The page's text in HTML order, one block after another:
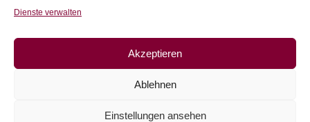
Dienste verwalten
Akzeptieren
Ablehnen
Einstellungen ansehen